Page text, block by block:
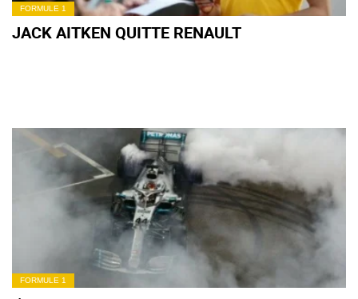
FORMULE 1
JACK AITKEN QUITTE RENAULT
FORMULE 1